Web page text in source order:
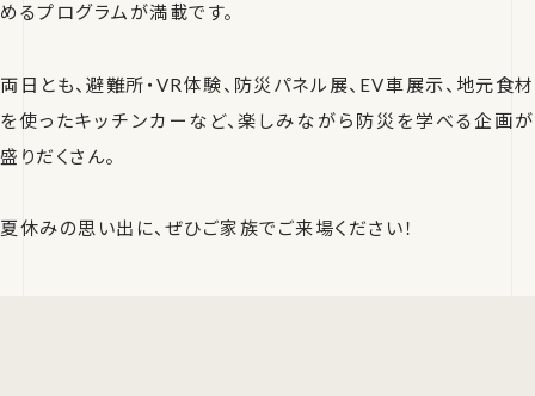
めるプログラムが満載です。
両日とも、避難所・VR体験、防災パネル展、EV車展示、地元食材
を使ったキッチンカーなど、楽しみながら防災を学べる企画が
盛りだくさん。
夏休みの思い出に、ぜひご家族でご来場ください！